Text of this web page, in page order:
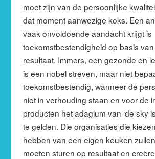
moet zijn van de persoonlijke
dat moment aanwezige koks. Een
vaak onvoldoende aandacht krijgt is
toekomstbestendigheid op basis
resultaat. Immers, een gezonde en
is een nobel streven, maar niet
toekomstbestendig, wanneer de
niet in verhouding staan en voor de
producten het adagium van ‘de sky
te gelden. Die organisaties die
hebben van een eigen keuken
moeten sturen op resultaat en